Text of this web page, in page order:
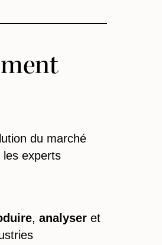
du marché
les experts
, analyseret